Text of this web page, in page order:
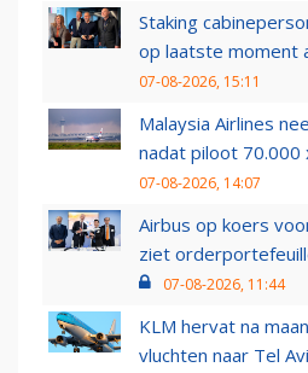
Staking
op laatste moment
07-08-2026, 15:11
Malaysia Airlines
nadat piloot 70.000
07-08-2026, 14:07
Airbus op koers
ziet
07-08-2026, 11:44
KLM hervat na
vluchten naar Tel